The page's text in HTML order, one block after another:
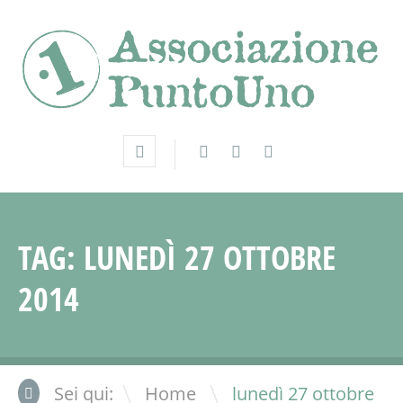
TAG: LUNEDÌ 27 OTTOBRE
2014
Sei qui: Home \
lunedì 27 ottobre